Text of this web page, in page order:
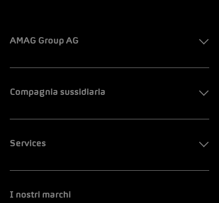
AMAG Group AG
Compagnia sussidiaria
Services
I nostri marchi